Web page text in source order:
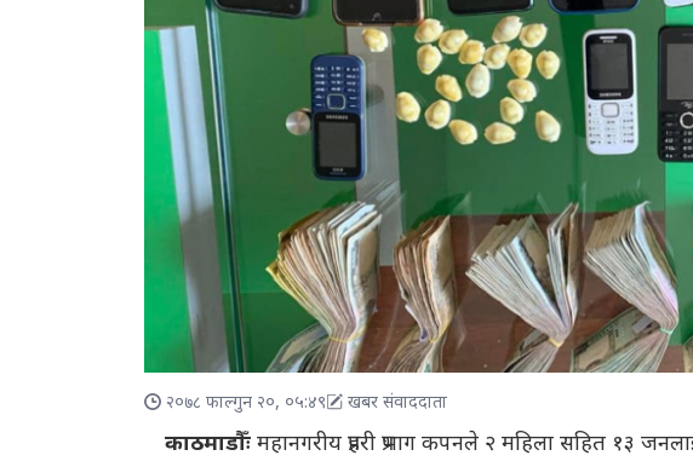
२०७८ फाल्गुन २०, ०५:४९ खबर संवाददाता
काठमाडौँःमहानगरीय प्रहरी प्रभाग कपनले २ महिला सहित १३